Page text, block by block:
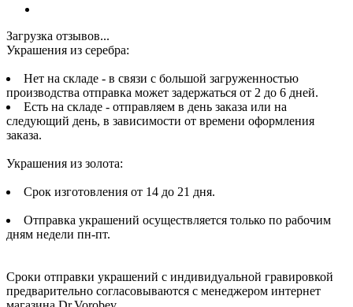
Загрузка отзывов...
Украшения из серебра:
Нет на складе - в связи с большой загруженностью
производства отправка может задержаться от 2 до 6 дней.
Есть на складе - отправляем в день заказа или на
следующий день, в зависимости от времени оформления
заказа.
Украшения из золота:
Срок изготовления от 14 до 21 дня.
Отправка украшений осуществляется только по рабочим
дням недели пн-пт.
Сроки отправки украшений с индивидуальной гравировкой
предварительно согласовываются с менеджером интернет